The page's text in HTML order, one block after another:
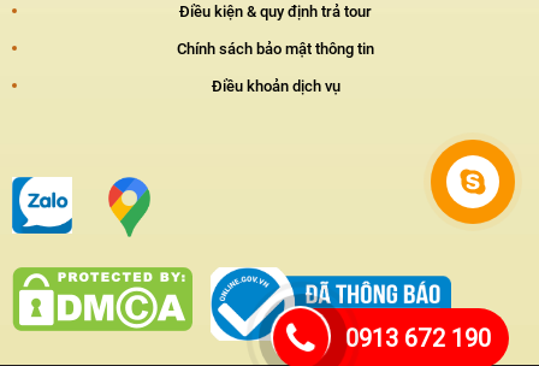
Điều kiện & quy định trả tour
Chính sách bảo mật thông tin
Điều khoản dịch vụ
0913 672 190